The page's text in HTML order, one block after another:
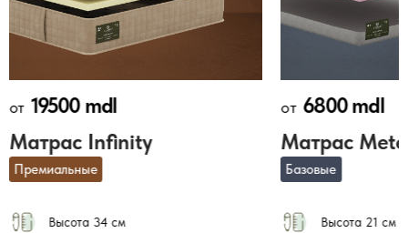
от 19500 mdl
Матрас Infinity
Премиальные
Высота 34 см
от 6800 mdl
Матрас
Базовые
Высота 21 см